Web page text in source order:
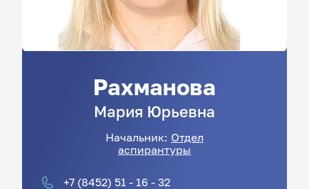
Рахманова
Мария Юрьевна
Начальник: Отдел
аспирантуры
+7 (8452) 51 - 16 - 32